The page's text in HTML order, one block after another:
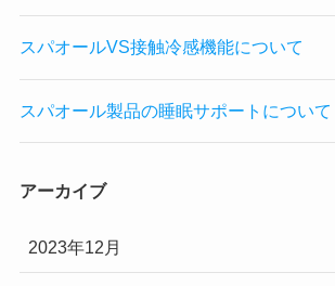
スパオールVS接触冷感機能について
スパオール製品の睡眠サポートについて
アーカイブ
2023年12月